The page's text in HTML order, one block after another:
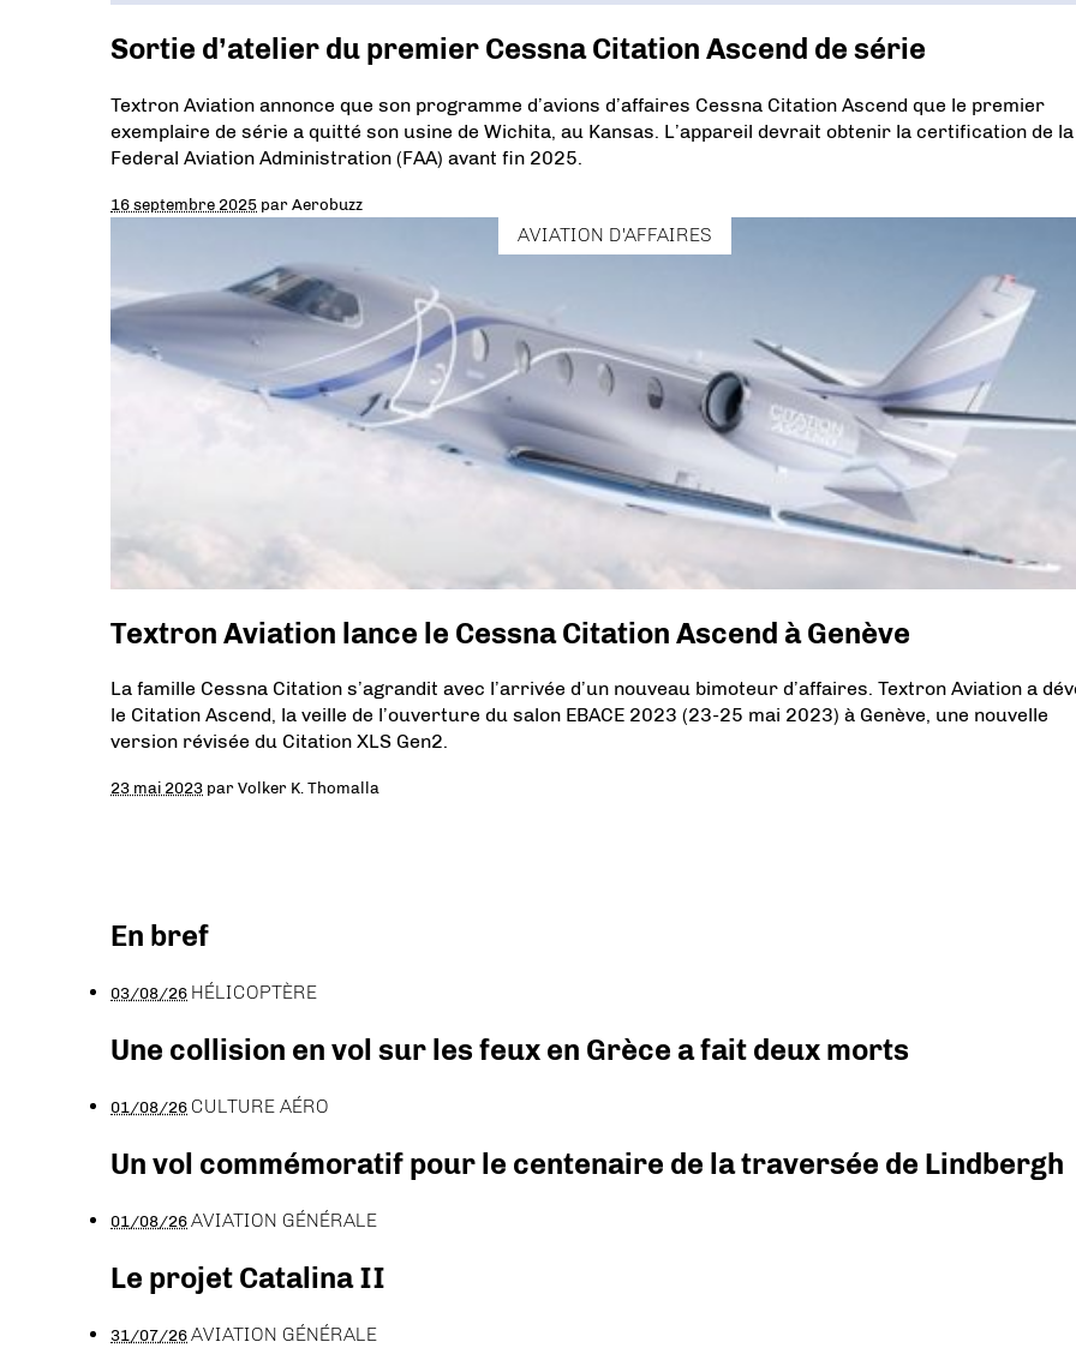
Sortie d’atelier du premier Cessna Citation Ascend de série
Textron Aviation annonce que son programme d’avions d’affaires Cessna Citation Ascend que le premier
exemplaire de série a quitté son usine de Wichita, au Kansas. L’appareil devrait obtenir la certification de la
Federal Aviation Administration (FAA) avant fin 2025.
16 septembre 2025 parAerobuzz
AVIATION D'AFFAIRES
Textron Aviation lance le Cessna Citation Ascend à Genève
La famille Cessna Citation s’agrandit avec l’arrivée d’un nouveau bimoteur d’affaires. Textron Aviation a
le Citation Ascend, la veille de l’ouverture du salon EBACE 2023 (23-25 mai 2023) à Genève, une nouvelle
version révisée du Citation XLS Gen2.
23 mai 2023 parVolker K. Thomalla
En bref
03/08/26 HÉLICOPTÈRE
Une collision en vol sur les feux en Grèce a fait deux morts
01/08/26 CULTURE AÉRO
Un vol commémoratif pour le centenaire de la traversée de Lindbergh
01/08/26AVIATION GÉNÉRALE
Le projet Catalina II
31/07/26AVIATION GÉNÉRALE